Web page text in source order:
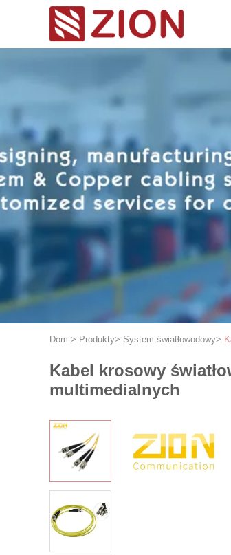
Dom > Produkty> System światłowodowy>
Kabel krosowy
multimedialnych